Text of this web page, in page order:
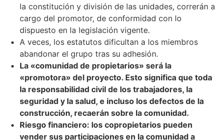
la constitución y división de las unidades, correrán a
cargo del promotor, de conformidad con lo
dispuesto en la legislación vigente.
A veces, los estatutos dificultan a los miembros
abandonar el grupo tras su adhesión.
La «comunidad de propietarios» será la
«promotora» del proyecto. Esto significa que toda
la responsabilidad civil de los trabajadores, la
seguridad y la salud, e incluso los defectos de la
construcción, recaerán sobre la comunidad.
Riesgo financiero: los copropietarios pueden
vender sus participaciones en la comunidad a